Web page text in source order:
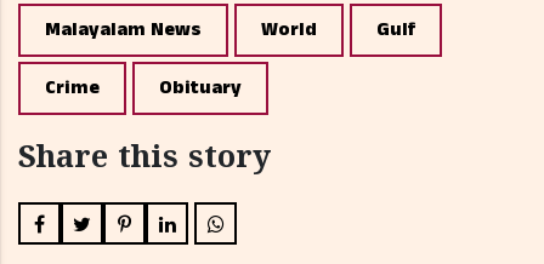
Malayalam News World Gulf
Crime Obituary
Share this story